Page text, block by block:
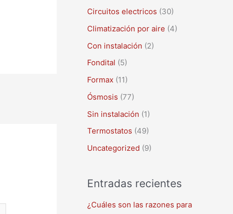
Circuitos electricos (30)
Climatización por aire (4)
Con instalación (2)
Fondital (5)
Formax (11)
Ósmosis (77)
Sin instalación (1)
Termostatos (49)
Uncategorized (9)
Entradas recientes
¿Cuáles son las razones para